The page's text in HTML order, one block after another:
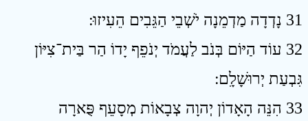
31 נָדְדָה מַדְמֵנָה יֹשְׁבֵי הַגֵּבִים הֵעִיזוּ ׃
32 עוֹד הַיּוֹם בְּנֹב לַעֲמֹד יְנֹפֵף יָדוֹ הַר בַּית־צִיּוֹן
גִּבְעַת יְרוּשָׁלִָם ׃
33 הִנֵּה הָאָדוֹן יְהוָה צְבָאוֹת מְסָעֵף פֻּארָה